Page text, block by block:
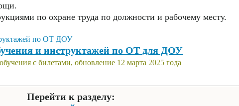
по охране труда по должности и рабочему месту.
и инструктажей по ОТ для ДОУ
с билетами, обновление 12 марта 2025 года
Перейти к разделу: